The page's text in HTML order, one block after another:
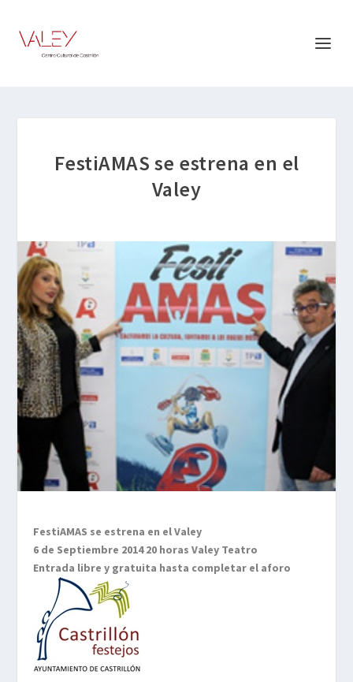
FestiAMAS se estrena en el
Valey
FestiAMAS se estrena en el Valey
6 de Septiembre 2014 20 horas Valey Teatro
Entrada libre y gratuita hasta completar el aforo